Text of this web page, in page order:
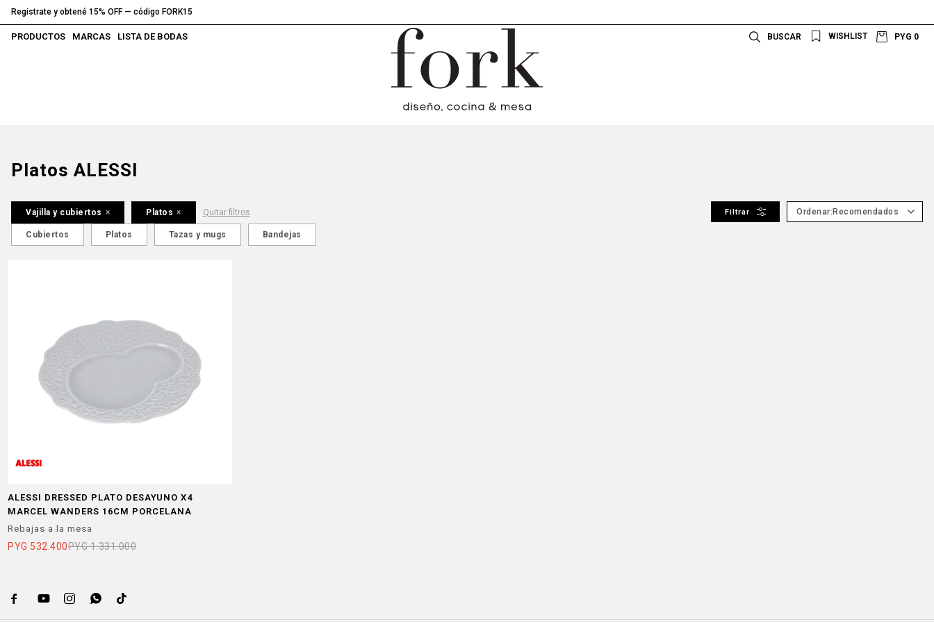
PRODUCTOS MARCAS LISTA DE BODAS PYG 0
Registrate y obtené 15% OFF — código FORK15
Platos ALESSI
Vajilla y cubiertos Platos Quitar filtros
Cubiertos Platos Tazas y mugs Bandejas
Recomendados
ALESSI DRESSED PLATO DESAYUNO X4
MARCEL WANDERS 16CM PORCELANA
Rebajas a la mesa
PYG 532.400PYG 1.331.000
    